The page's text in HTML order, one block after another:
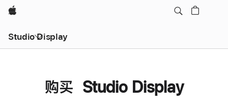
Apple
Studio Display
购买 Studio Display